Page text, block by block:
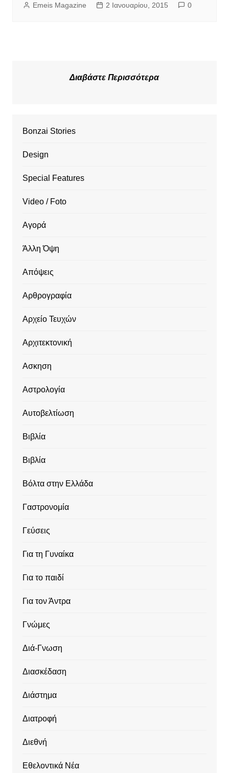
Emeis Magazine 2 Ιανουαρίου, 2015 0
Διαβάστε Περισσότερα
Bonzai Stories
Design
Special Features
Video / Foto
Αγορά
Άλλη Όψη
Απόψεις
Αρθρογραφία
Αρχείο Τευχών
Αρχιτεκτονική
Ασκηση
Αστρολογία
Αυτοβελτίωση
Βιβλία
Βιβλία
Βόλτα στην Ελλάδα
Γαστρονομία
Γεύσεις
Για τη Γυναίκα
Για το παιδί
Για τον Άντρα
Γνώμες
Διά-Γνωση
Διασκέδαση
Διάστημα
Διατροφή
Διεθνή
Εθελοντικά Νέα